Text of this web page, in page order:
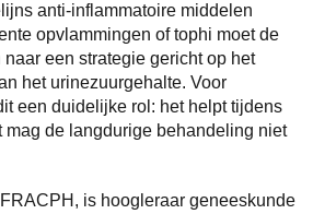
anti-inflammatoire middelen
opvlammingen of tophi moet de
een strategie gericht op het
het urinezuurgehalte. Voor
een duidelijke rol: het helpt tijdens
mag de langdurige behandeling niet
is hoogleraar geneeskunde